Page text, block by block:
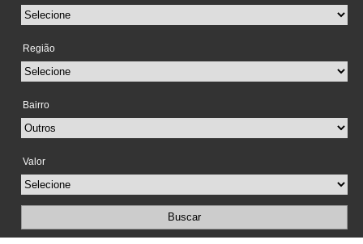
Região
Bairro
Valor
Buscar